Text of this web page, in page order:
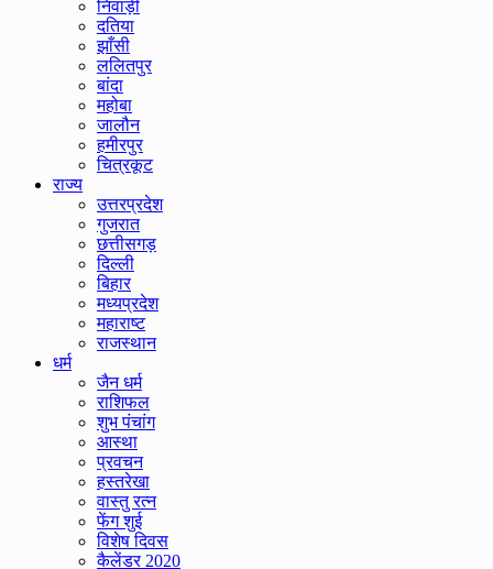
निवाड़ी
दतिया
झाँसी
ललितपुर
बांदा
महोबा
जालौन
हमीरपुर
चित्रकूट
राज्य
उत्तरप्रदेश
गुजरात
छत्तीसगड़
दिल्ली
बिहार
मध्यप्रदेश
महाराष्ट
राजस्थान
धर्म
जैन धर्म
राशिफल
शुभ पंचांग
आस्था
प्रवचन
हस्तरेखा
वास्तु रत्न
फेंग शुई
विशेष दिवस
कैलेंडर 2020